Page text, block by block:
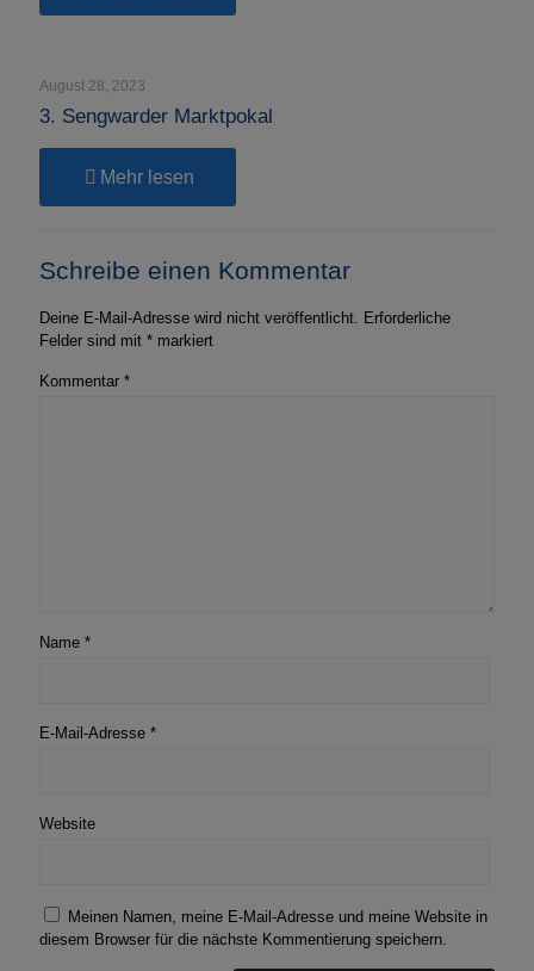
August 28, 2023
3. Sengwarder Marktpokal
Mehr lesen
Schreibe einen Kommentar
Deine E-Mail-Adresse wird nicht veröffentlicht. Erforderliche
Felder sind mit * markiert
Kommentar *
Name *
E-Mail-Adresse *
Website
Meinen Namen, meine E-Mail-Adresse und meine Website in
diesem Browser für die nächste Kommentierung speichern.